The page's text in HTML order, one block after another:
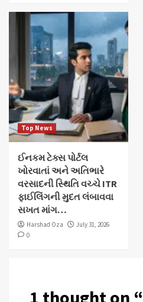
Top News
ઈનકમ ટેક્સ પોર્ટલ
ખોરવાતાં અને અતિભારે
વરસાદની સ્થિતિ વચ્ચે ITR
ફાઈલિંગની મુદત લંબાવવા
સખત માંગ…
Harshad Oza
July 31, 2026
0
1 thought on “